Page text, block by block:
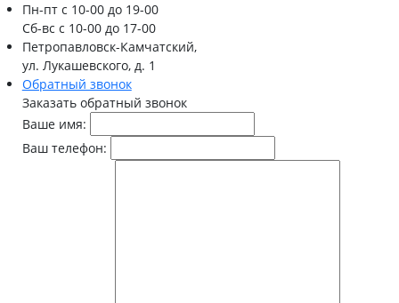
Пн-птс 10-00 до 19-00
Сб-вс с 10-00 до 17-00
Петропавловск-Камчатский,
ул. Лукашевского, д. 1
Обратный звонок
Заказать обратный звонок
Ваше имя:
Ваш телефон: